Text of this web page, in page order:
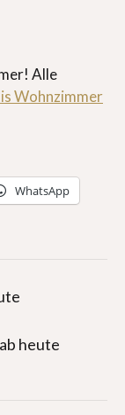
Alle
Wohnzimmer
WhatsApp
heute